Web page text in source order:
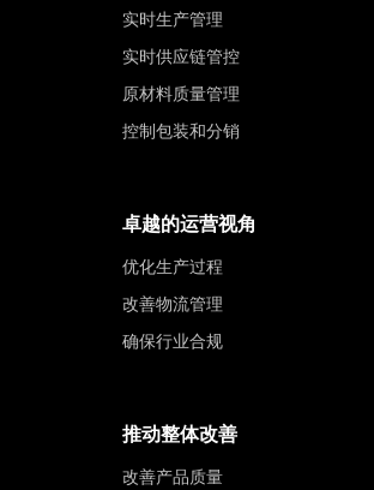
实时生产管理
实时供应链管控
原材料质量管理
控制包装和分销
卓越的运营视角
优化生产过程
改善物流管理
确保行业合规
推动整体改善
改善产品质量